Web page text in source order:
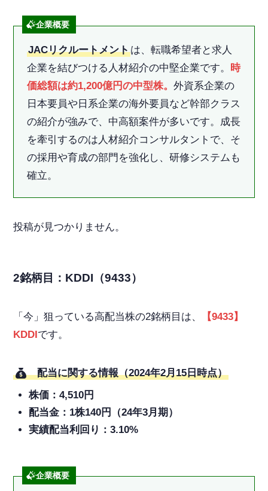
企業概要
JACリクルートメントは、転職希望者と求人
企業を結びつける人材紹介の中堅企業です。 時
価総額は約1,200億円の中型株。 外資系企業の
日本要員や日系企業の海外要員など幹部クラス
の紹介が強みで、中高額案件が多いです。成長
を牽引するのは人材紹介コンサルタントで、そ
の採用や育成の部門を強化し、研修システムも
確立。
投稿が見つかりません。
2銘柄目：KDDI（9433）
「今」狙っている高配当株の2銘柄目は、
【9433】
KDDIです。
配当に関する情報（2024年2月15日時点）
株価：4,510円
配当金：1株140円（24年3月期）
実績配当利回り：3.10%
企業概要